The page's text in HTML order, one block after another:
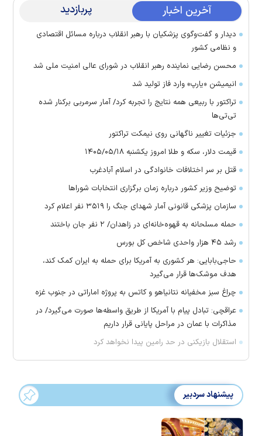
آخرین اخبار پربازدید
دیدار و گفت‌وگوی پزشکیان با رهبر انقلاب درباره مسائل اقتصادی
و نظامی کشور
محسن رضایی نماینده رهبر انقلاب در شورای عالی امنیت ملی شد
انیمیشن «یارپ» وارد فاز تولید شد
تراکتور با ربیعی همه نتایج را تجربه کرد/ آمار سرمربی برکنار شده
تی‌تی‌ها
جزئیات تغییر ناگهانی روی نیمکت تراکتور
قیمت دلار، سکه و طلا امروز یکشنبه ۱۴۰۵/۰۵/۱۸
قتل بر سر اختلافات خانوادگی در اسلام آبادغرب
توضیح وزیر کشور درباره زمان برگزاری انتخابات شورا‌ها
سازمان پزشکی قانونی آمار شهدای جنگ را ۳۵۱۹ نفر اعلام کرد
حمله مسلحانه به قهوه‌خانه‌ای در زاهدان/ ۲ نفر جان باختند
رشد ۴۵ هزار واحدی شاخص کل بورس
حاجی‌بابایی: هر کشوری به آمریکا برای حمله به ایران کمک کند،
هدف موشک‌ها قرار می‌گیرد
چراغ سبز مخفیانه نتانیاهو و کاتس به پروژه اماراتی در جنوب غزه
عراقچی: تبادل پیام با آمریکا از طریق واسطه‌ها صورت می‌گیرد/ در
مذاکرات با عمان در مراحل پایانی قرار داریم
استقلال بازیکنی در حد رامین پیدا نخواهد کرد
پیشنهاد سردبیر